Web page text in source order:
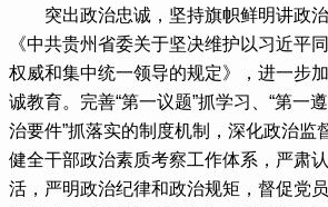
突出政治忠诚，坚持旗帜鲜明讲政治
《中共贵州省委关于坚决维护以习近平
权威和集中统一领导的规定》，进一步
诚教育。完善“第一议题”抓学习、“第一
治要件”抓落实的制度机制，深化政治监
健全干部政治素质考察工作体系，严肃
活，严明政治纪律和政治规矩，督促党